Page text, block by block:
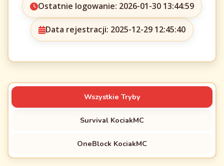
Ostatnie logowanie: 2026-01-30 13:44:59
Data rejestracji: 2025-12-29 12:45:40
Wszystkie Tryby
Survival KociakMC
OneBlock KociakMC